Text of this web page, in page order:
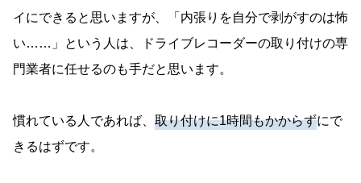
イにできると思いますが、「内張りを自分で剥がすのは怖
い……」という人は、ドライブレコーダーの取り付けの専
門業者に任せるのも手だと思います。
慣れている人であれば、 取り付けに1時間もかからずにで
きるはずです。